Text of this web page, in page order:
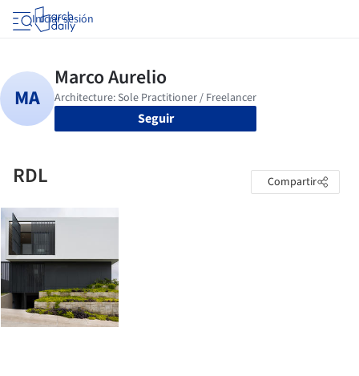
Iniciar sesión
Seguir
RDL Compartir